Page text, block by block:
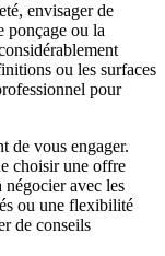
envisager de
ponçage ou la
ou les surfaces
pour
de vous engager.
choisir une offre
négocier avec les
ou une flexibilité
de conseils